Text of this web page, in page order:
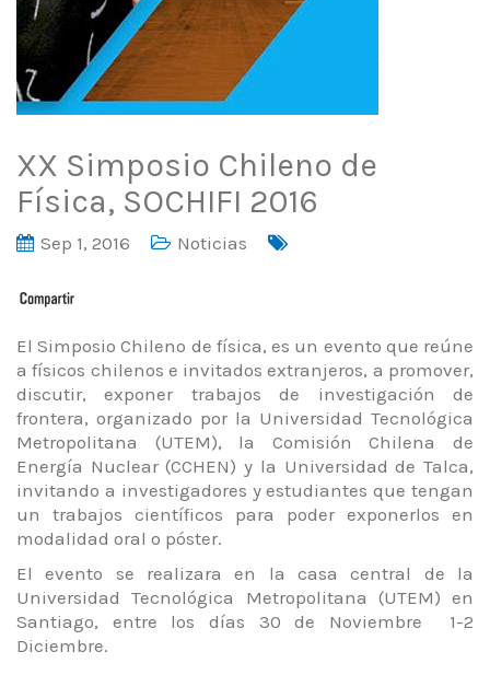
XX Simposio Chileno de
Física, SOCHIFI 2016
Sep 1, 2016 Noticias
El Simposio Chileno de física, es un evento que reúne
a físicos chilenos e invitados extranjeros, a promover,
discutir, exponer trabajos de investigación de
frontera, organizado por la Universidad Tecnológica
Metropolitana (UTEM), la Comisión Chilena de
Energía Nuclear (CCHEN) y la Universidad de Talca,
invitando a investigadores y estudiantes que tengan
un trabajos científicos para poder exponerlos en
modalidad oral o póster.
El evento se realizara en la casa central de la
Universidad Tecnológica Metropolitana (UTEM) en
Santiago, entre los días 30 de Noviembre 1-2
Diciembre.